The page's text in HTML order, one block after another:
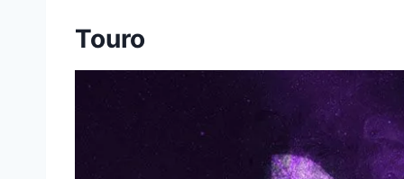
Touro